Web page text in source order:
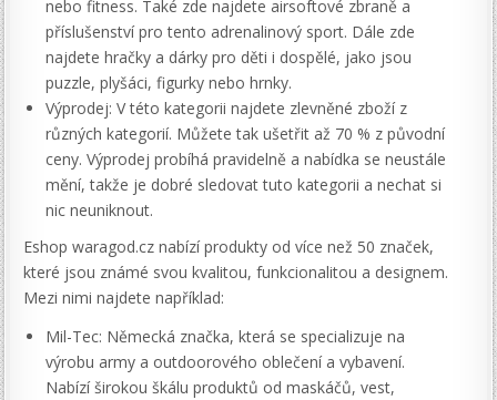
nebo fitness. Také zde najdete airsoftové zbraně a
příslušenství pro tento adrenalinový sport. Dále zde
najdete hračky a dárky pro děti i dospělé, jako jsou
puzzle, plyšáci, figurky nebo hrnky.
Výprodej: V této kategorii najdete zlevněné zboží z
různých kategorií. Můžete tak ušetřit až 70 % z původní
ceny. Výprodej probíhá pravidelně a nabídka se neustále
mění, takže je dobré sledovat tuto kategorii a nechat si
nic neuniknout.
Eshop waragod.cz nabízí produkty od více než 50 značek,
které jsou známé svou kvalitou, funkcionalitou a designem.
Mezi nimi najdete například:
Mil-Tec: Německá značka, která se specializuje na
výrobu army a outdoorového oblečení a vybavení.
Nabízí širokou škálu produktů od maskáčů, vest,